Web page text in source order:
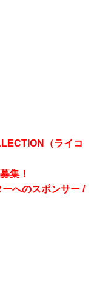
（ライコ
集！
へのスポンサー /